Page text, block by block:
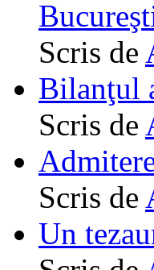
Scris de
Bilanţul
Scris de
Scris de
Un